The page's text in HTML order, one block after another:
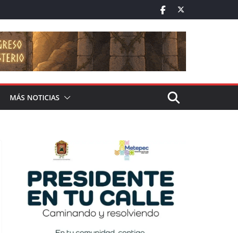
MÁS NOTICIAS